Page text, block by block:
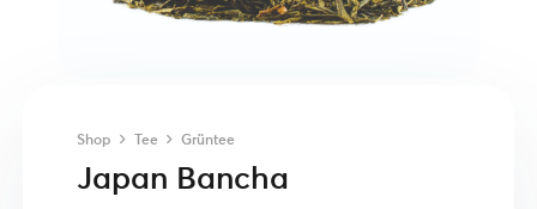
Shop Tee Grüntee
Japan Bancha